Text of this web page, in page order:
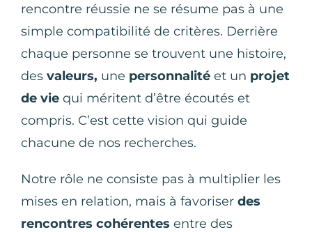
rencontre réussie ne se résume pas à une
simple compatibilité de critères. Derrière
chaque personne se trouvent une histoire,
des valeurs, une personnalité et un projet
de vie qui méritent d’être écoutés et
compris. C’est cette vision qui guide
chacune de nos recherches.
Notre rôle ne consiste pas à multiplier les
mises en relation, mais à favoriser des
rencontres cohérentes entre des